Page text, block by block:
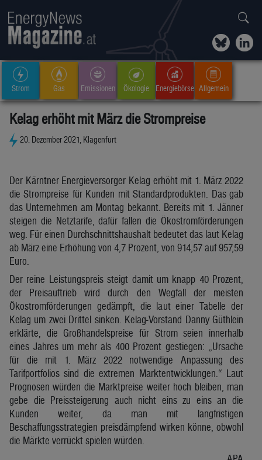
Strom Gas Emissionen Ökologie Energiebörse Allgemein
Kelag erhöht mit März die Strompreise
20. Dezember 2021, Klagenfurt
Der Kärntner Energieversorger Kelag erhöht mit 1. März 2022
die Strompreise für Kunden mit Standardprodukten. Das gab
das Unternehmen am Montag bekannt. Bereits mit 1. Jänner
steigen die Netztarife, dafür fallen die Ökostromförderungen
weg. Für einen Durchschnittshaushalt bedeutet das laut Kelag
ab März eine Erhöhung von 4,7 Prozent, von 914,57 auf 957,59
Euro.
Der reine Leistungspreis steigt damit um knapp 40 Prozent,
der Preisauftrieb wird durch den Wegfall der meisten
Ökostromförderungen gedämpft, die laut einer Tabelle der
Kelag um zwei Drittel sinken. Kelag-Vorstand Danny Güthlein
erklärte, die Großhandelspreise für Strom seien innerhalb
eines Jahres um mehr als 400 Prozent gestiegen: „Ursache
für die mit 1. März 2022 notwendige Anpassung des
Tarifportfolios sind die extremen Marktentwicklungen.“ Laut
Prognosen würden die Marktpreise weiter hoch bleiben, man
gebe die Preissteigerung auch nicht eins zu eins an die
Kunden weiter, da man mit langfristigen
Beschaffungsstrategien preisdämpfend wirken könne, obwohl
die Märkte verrückt spielen würden.